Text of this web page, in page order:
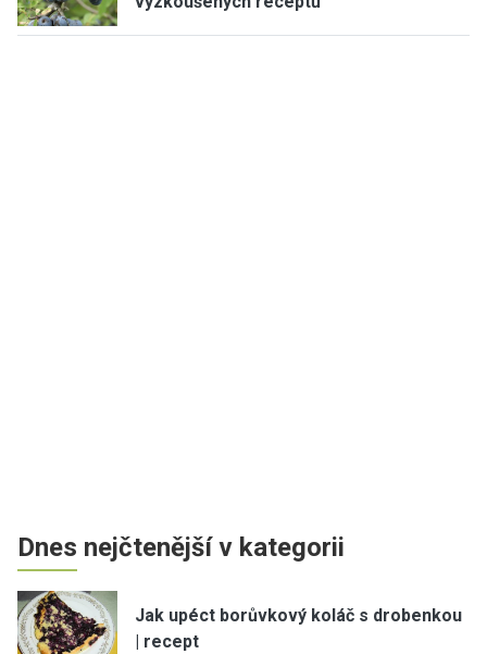
Dnes nejčtenější v kategorii
Jak upéct borůvkový koláč s drobenkou
| recept